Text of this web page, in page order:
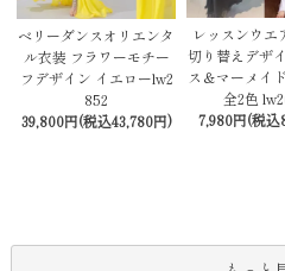
ベリーダンスオリエンタ
ル衣装 フラワーモチー
フデザイン イエローlw2
852
39,800円(税込43,780円)
レッスンウエ
切り替えデザ
ス＆マーメイ
全2色
7,980円(税込